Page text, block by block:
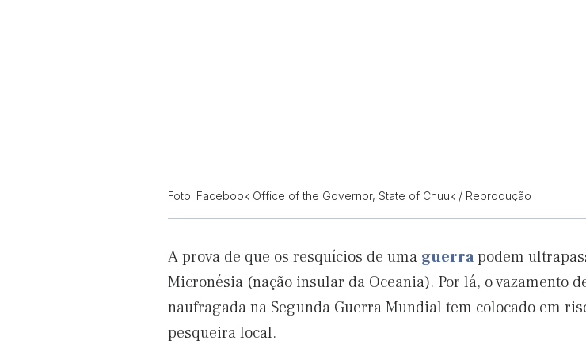
Foto: Facebook Office of the Governor, State of Chuuk / Reprodução
A prova de que os resquícios de uma guerrapodem
Micronésia (nação insular da Oceania). Por lá, o vazamento
naufragada na Segunda Guerra Mundial tem colocado em
pesqueira local.